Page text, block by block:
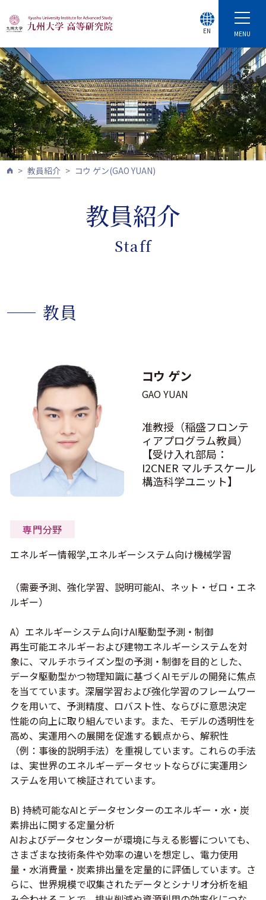
MENU
EN
教員紹介 コウ ゲン(GAO YUAN)
教員紹介
Staff
教員
コウ ゲン
GAO YUAN
准教授（稲盛フロンテ
ィアプログラム教員）
【受け入れ部局：
I2CNER マルチスケール
構造科学ユニット】
専門分野
エネルギー情報学,エネルギーシステム向け機械学習
（需要予測、強化学習、説明可能AI、ネット・ゼロ・エネ
ルギー）
A）エネルギーシステム向けAI駆動型予測・制御
再生可能エネルギーおよび建物エネルギーシステムを対
象に、マルチホライズン型の予測・制御を目的とした、
データ駆動型かつ物理知識に基づくAIモデルの開発に焦点
を当てています。深層学習および強化学習のフレームワー
クを用いて、予測精度、ロバスト性、ならびに意思決定
性能の向上に取り組んでいます。また、モデルの透明性を
高め、実運用への展開を促進する観点から、解釈性
（例：事後的説明手法）を重視しています。これらの手法
は、実世界のエネルギーデータセットならびに実運用シ
ステムを用いて検証されています。
B) 持続可能なAIとデータセンターのエネルギー・水・炭
素排出に関する定量分析
AIおよびデータセンターが環境に与える影響についても、
さまざまな技術条件や効率の違いを想定し、電力使用
量・水消費量・炭素排出量を定量的に評価しています。さ
らに、世界規模で収集されたデータとシナリオ分析を組